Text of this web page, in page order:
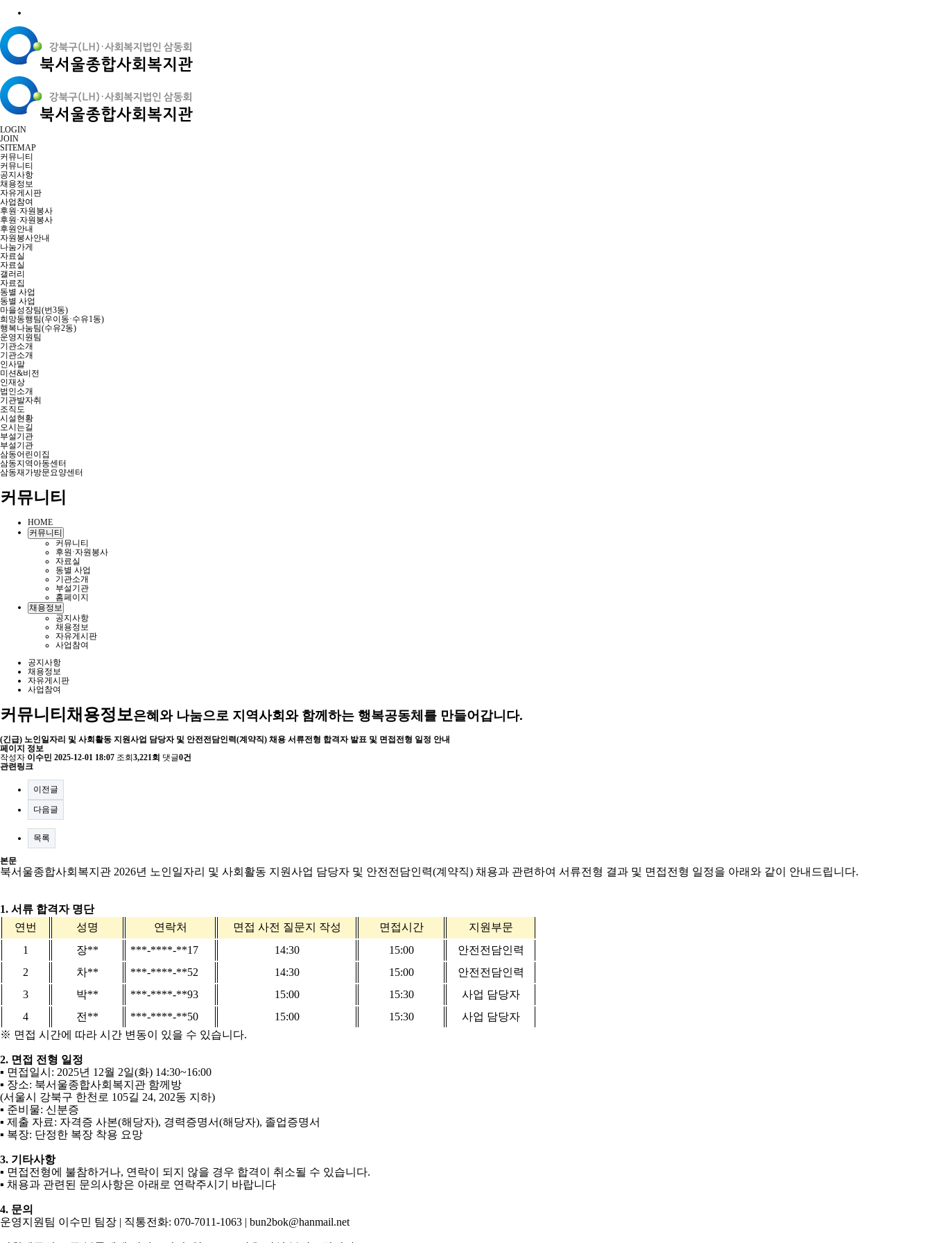
LOGIN
JOIN
SITEMAP
커뮤니티
커뮤니티
공지사항
채용정보
자유게시판
사업참여
후원·자원봉사
후원·자원봉사
후원안내
자원봉사안내
나눔가게
자료실
자료실
갤러리
자료집
동별 사업
동별 사업
마을성장팀(번3동)
희망동행팀(우이동·수유1동)
행복나눔팀(수유2동)
운영지원팀
기관소개
기관소개
인사말
미션&비전
인재상
법인소개
기관발자취
조직도
시설현황
오시는길
부설기관
부설기관
삼동어린이집
삼동지역아동센터
삼동재가방문요양센터
커뮤니티
HOME
커뮤니티
커뮤니티
후원·자원봉사
자료실
동별 사업
기관소개
부설기관
홈페이지
채용정보
공지사항
채용정보
자유게시판
사업참여
공지사항
채용정보
자유게시판
사업참여
커뮤니티 채용정보은혜와 나눔으로 지역사회와 함께하는 행복공동체를 만들어갑니다.
(긴급) 노인일자리 및 사회활동 지원사업 담당자 및 안전전담인력(계약직) 채용 서류전형 합격자 발표 및 면접전형 일정 안내
페이지 정보
작성자 이수민 2025-12-01 18:07 조회 3,221회 댓글0건
관련링크
이전글
다음글
목록
본문
북서울종합사회복지관 2026년 노인일자리 및 사회활동 지원사업 담당자 및 안전전담인력(계약직) 채용과 관련하여 서류전형 결과 및 면접전형 일정을 아래와 같이 안내드립니다.
1. 서류 합격자 명단
연번
성명 연락처 면접 사전 질문지 작성 면접시간
지원부문
1
장** ***-****-**17 14:30 15:00
안전전담인력
2
차** ***-****-**52 14:30 15:00
안전전담인력
3
박** ***-****-**93 15:00 15:30
사업 담당자
4
전 ** ***-****-**50 15:00 15:30
사업 담당자
※ 면접 시간에 따라 시간 변동이 있을 수 있습니다.
2. 면접 전형 일정
▪ 면접일시 : 2025년 12월 2일(화) 14:30~16:00
▪ 장소: 북서울종합사회복지관 함께방
(서울시 강북구 한천로 105길 24, 202동 지하)
▪ 준비물: 신분증
▪ 제출 자료: 자격증 사본(해당자), 경력증명서(해당자), 졸업증명서
▪ 복장: 단정한 복장 착용 요망
3. 기타사항
▪ 면접전형에 불참하거나, 연락이 되지 않을 경우 합격이 취소될 수 있습니다.
▪ 채용과 관련된 문의사항은 아래로 연락주시기 바랍니다
4. 문의
운영지원팀 이수민 팀장 | 직통전화: 070-7011-1063 | bun2bok@hanmail.net